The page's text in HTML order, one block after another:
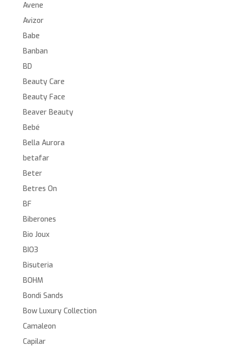
Avene
Avizor
Babe
Banban
BD
Beauty Care
Beauty Face
Beaver Beauty
Bebé
Bella Aurora
betafar
Beter
Betres On
BF
Biberones
Bio Joux
BIO3
Bisuteria
BOHM
Bondi Sands
Bow Luxury Collection
Camaleon
Capilar